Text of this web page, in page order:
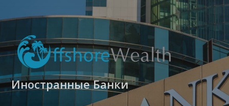
Иностранные Банки